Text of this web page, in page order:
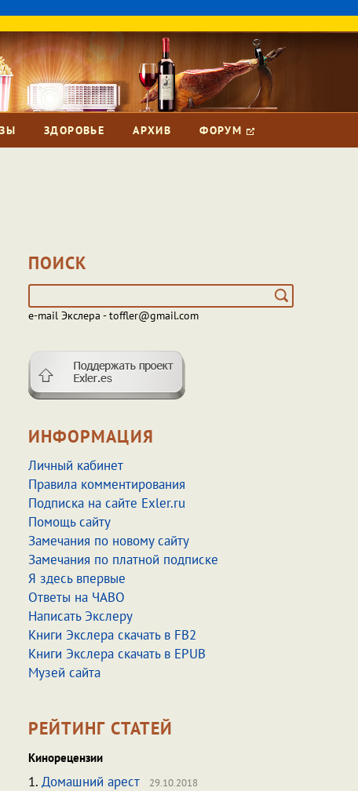
ЗДОРОВЬЕ АРХИВ ФОРУМ
ПОИСК
e-mail Экслера - toffler@gmail.com
ИНФОРМАЦИЯ
Личный кабинет
Правила комментирования
Подписка на сайте Exler.ru
Помощь сайту
Замечания по новому сайту
Замечания по платной подписке
Я здесь впервые
Ответы на ЧАВО
Написать Экслеру
Книги Экслера скачать в FB2
Книги Экслера скачать в EPUB
Музей сайта
РЕЙТИНГ СТАТЕЙ
Кинорецензии
1. Домашний арест 29.10.2018